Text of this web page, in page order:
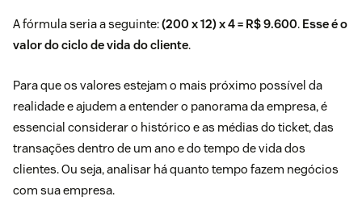
A fórmula seria a seguinte:(200 x 12) x 4 = R$ 9.600. Esse é o
valor do ciclo de vida do cliente.
Para que os valores estejam o mais próximo possível da
realidade e ajudem a entender o panorama da empresa, é
essencial considerar o histórico e as médias do ticket, das
transações dentro de um ano e do tempo de vida dos
clientes. Ou seja, analisar há quanto tempo fazem negócios
com sua empresa.